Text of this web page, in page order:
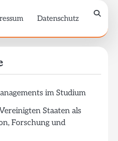
Datenschutz
im Studium
Staaten als
Forschung und